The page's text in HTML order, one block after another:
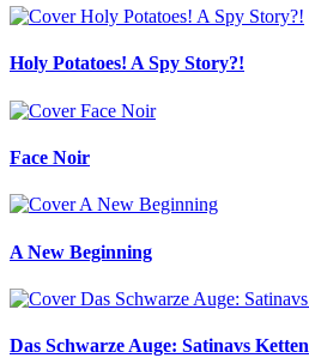
Holy Potatoes! A Spy Story?!
Face Noir
A New Beginning
Das Schwarze Auge: Satinavs Ketten